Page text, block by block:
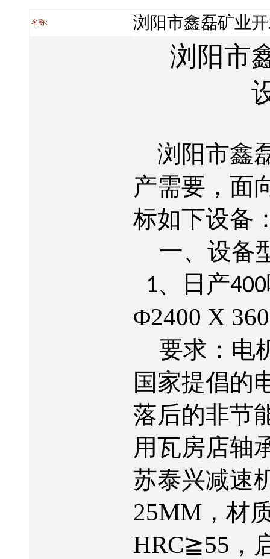
名称: 浏阳市鑫磊矿业
浏阳市
浏阳市鑫
产需要，面
标如下设备
一、设备
1、日产400
Φ2400 X
要求：电
国家提倡的
落后的非节
用瓦房店轴
苏泰兴减速
25MM ，材
HRC≧55 ，